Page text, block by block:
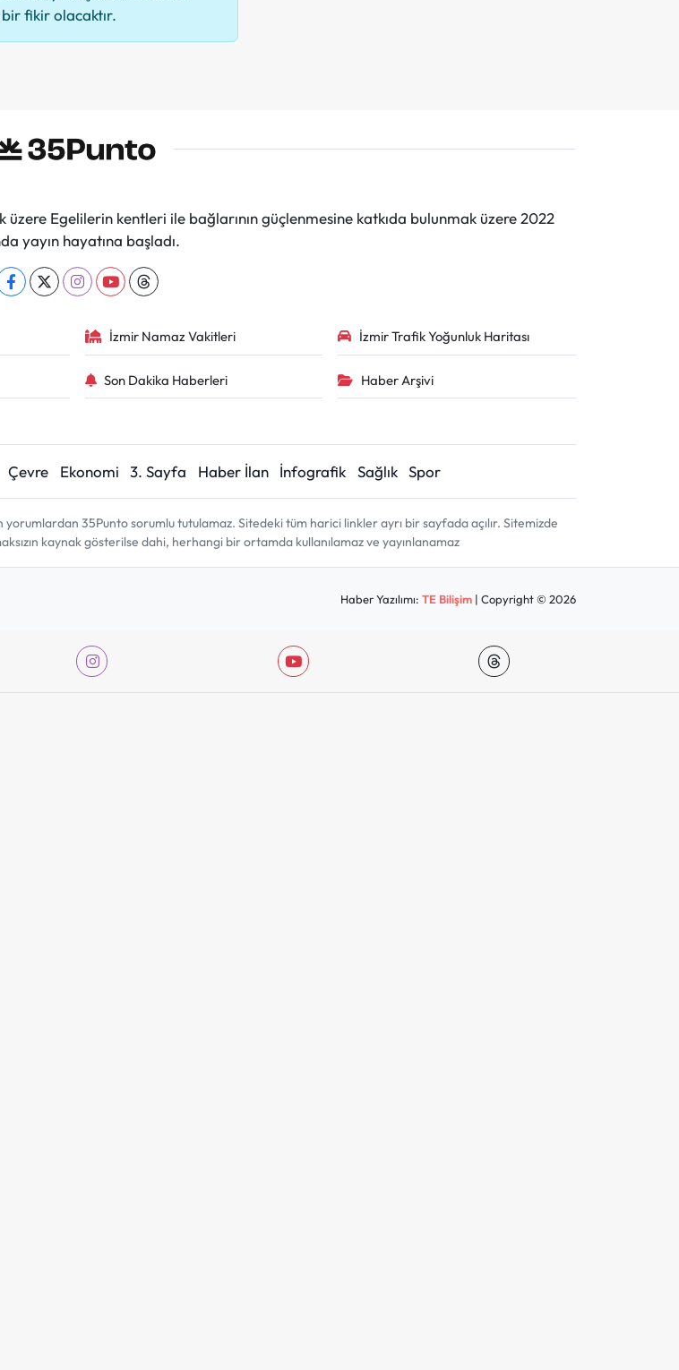
fikir olacaktır.
Egelilerin kentleri ile bağlarının güçlenmesine katkıda bulunmak üzere 2022
yayın hayatına başladı.
İzmir Namaz Vakitleri İzmir Trafik Yoğunluk Haritası
Son Dakika Haberleri Haber Arşivi
Çevre Ekonomi 3. Sayfa Haber İlan İnfografik Sağlık Spor
35Punto sorumlu tutulamaz. Sitedeki tüm harici linkler ayrı bir sayfada açılır. Sitemizde
kaynak gösterilse dahi, herhangi bir ortamda kullanılamaz ve yayınlanamaz
Haber Yazılımı:TE Bilişim | Copyright © 2026